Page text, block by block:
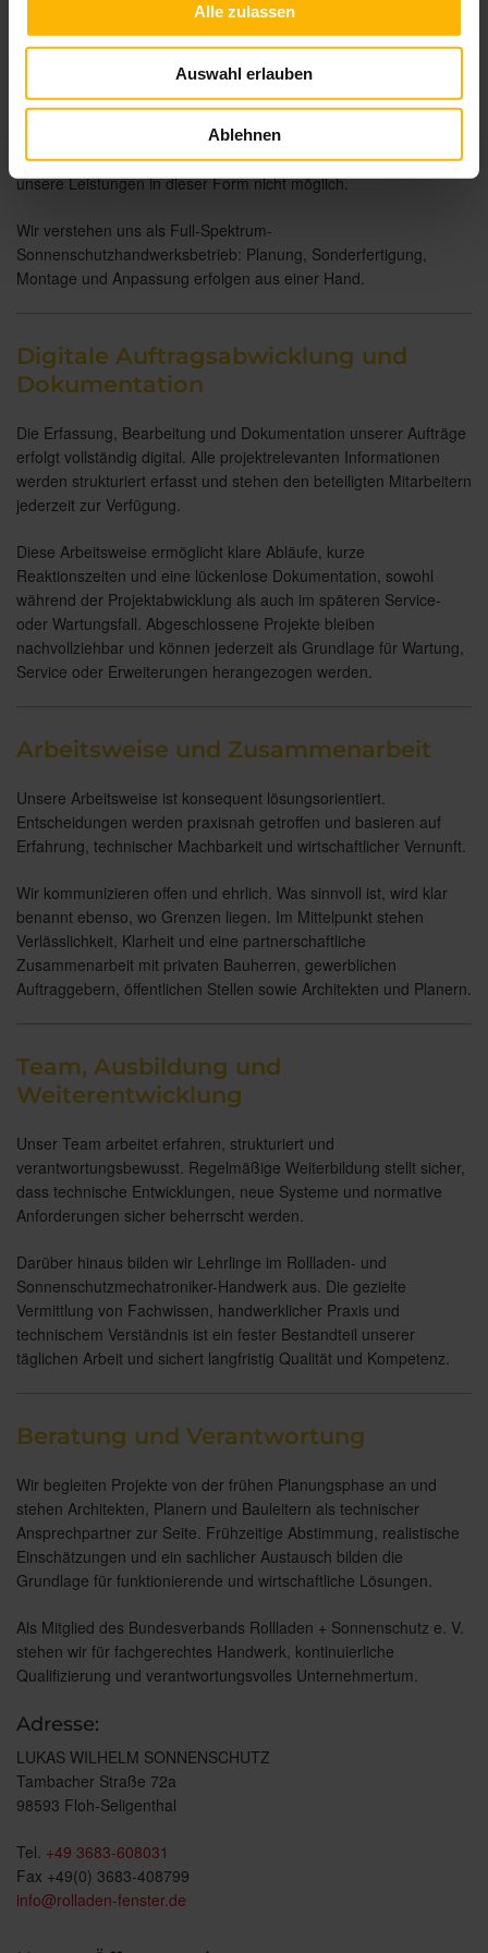
Alle zulassen
Auswahl erlauben
Ablehnen
Ein zentraler Bestandteil unserer Leistungsfähigkeit sind zudem
unsere Montagefahrzeuge. Sie bilden die Basis unserer Arbeit vor
Ort. Ordnung, vollständige Ausstattung und professionelle
Organisation ermöglichen effiziente, saubere und strukturierte
Abläufe auf der Baustelle. Ohne diese mobile Infrastruktur wären
unsere Leistungen in dieser Form nicht möglich.
Wir verstehen uns als Full-Spektrum-
Sonnenschutzhandwerksbetrieb: Planung, Sonderfertigung,
Montage und Anpassung erfolgen aus einer Hand.
Digitale Auftragsabwicklung und
Dokumentation
Die Erfassung, Bearbeitung und Dokumentation unserer Aufträge
erfolgt vollständig digital. Alle projektrelevanten Informationen
werden strukturiert erfasst und stehen den beteiligten Mitarbeitern
jederzeit zur Verfügung.
Diese Arbeitsweise ermöglicht klare Abläufe, kurze
Reaktionszeiten und eine lückenlose Dokumentation, sowohl
während der Projektabwicklung als auch im späteren Service-
oder Wartungsfall. Abgeschlossene Projekte bleiben
nachvollziehbar und können jederzeit als Grundlage für Wartung,
Service oder Erweiterungen herangezogen werden.
Arbeitsweise und Zusammenarbeit
Unsere Arbeitsweise ist konsequent lösungsorientiert.
Entscheidungen werden praxisnah getroffen und basieren auf
Erfahrung, technischer Machbarkeit und wirtschaftlicher Vernunft.
Wir kommunizieren offen und ehrlich. Was sinnvoll ist, wird klar
benannt ebenso, wo Grenzen liegen. Im Mittelpunkt stehen
Verlässlichkeit, Klarheit und eine partnerschaftliche
Zusammenarbeit mit privaten Bauherren, gewerblichen
Auftraggebern, öffentlichen Stellen sowie Architekten und Planern.
Team, Ausbildung und
Weiterentwicklung
Unser Team arbeitet erfahren, strukturiert und
verantwortungsbewusst. Regelmäßige Weiterbildung stellt sicher,
dass technische Entwicklungen, neue Systeme und normative
Anforderungen sicher beherrscht werden.
Darüber hinaus bilden wir Lehrlinge im Rollladen- und
Sonnenschutzmechatroniker-Handwerk aus. Die gezielte
Vermittlung von Fachwissen, handwerklicher Praxis und
technischem Verständnis ist ein fester Bestandteil unserer
täglichen Arbeit und sichert langfristig Qualität und Kompetenz.
Beratung und Verantwortung
Wir begleiten Projekte von der frühen Planungsphase an und
stehen Architekten, Planern und Bauleitern als technischer
Ansprechpartner zur Seite. Frühzeitige Abstimmung, realistische
Einschätzungen und ein sachlicher Austausch bilden die
Grundlage für funktionierende und wirtschaftliche Lösungen.
Als Mitglied des Bundesverbands Rollladen + Sonnenschutz e. V.
stehen wir für fachgerechtes Handwerk, kontinuierliche
Qualifizierung und verantwortungsvolles Unternehmertum.
Adresse:
LUKAS WILHELM SONNENSCHUTZ
Tambacher Straße 72a
98593 Floh-Seligenthal
Tel. +49 3683-608031
Fax +49(0) 3683-408799
info@rolladen-fenster.de